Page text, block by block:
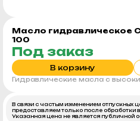
Масло гидравлическое
100
Под заказ
В корзину
Гидравлические масла c
В связи с частым изменением отпускных
предоставляем только после обработки
Указанная цена не является публичной